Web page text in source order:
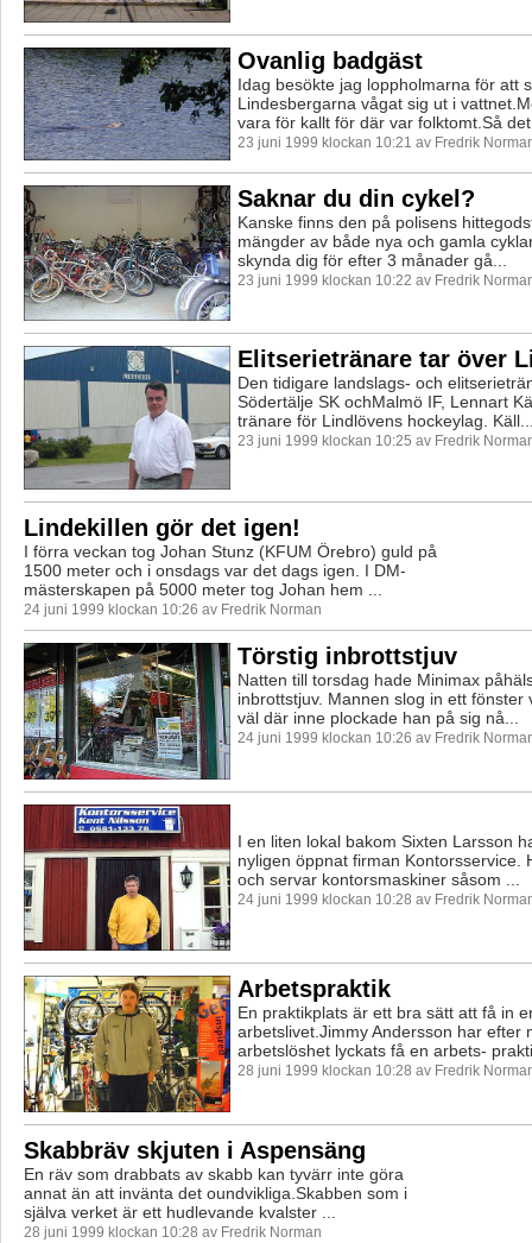
Ovanlig badgäst
Idag besökte jag loppholmarna för att
Lindesbergarna vågat sig ut i
vara för kallt för där var folktomt.Så
23 juni 1999 klockan 10:21 av Fredrik
Saknar du din cykel?
Kanske finns den på polisens
mängder av både nya och gamla
skynda dig för efter 3 månader gå...
23 juni 1999 klockan 10:22 av Fredrik
Elitserietränare tar över
Den tidigare landslags- och
Södertälje SK ochMalmö IF, Lennart
tränare för Lindlövens hockeylag.
23 juni 1999 klockan 10:25 av Fredrik
Lindekillen gör det igen!
I förra veckan tog Johan Stunz (KFUM Örebro) guld på
1500 meter och i onsdags var det dags igen. I DM-
mästerskapen på 5000 meter tog Johan hem ...
24 juni 1999 klockan 10:26 av Fredrik Norman
Törstig inbrottstjuv
Natten till torsdag hade Minimax
inbrottstjuv. Mannen slog in ett fönster
väl där inne plockade han på sig nå...
24 juni 1999 klockan 10:26 av Fredrik
I en liten lokal bakom Sixten Larsson
nyligen öppnat firman Kontorsservice.
och servar kontorsmaskiner såsom ...
24 juni 1999 klockan 10:28 av Fredrik
Arbetspraktik
En praktikplats är ett bra sätt att få in
arbetslivet.Jimmy Andersson har efter
arbetslöshet lyckats få en arbets-
28 juni 1999 klockan 10:28 av Fredrik
Skabbräv skjuten i Aspensäng
En räv som drabbats av skabb kan tyvärr inte göra
annat än att invänta det oundvikliga.Skabben som i
själva verket är ett hudlevande kvalster ...
28 juni 1999 klockan 10:28 av Fredrik Norman